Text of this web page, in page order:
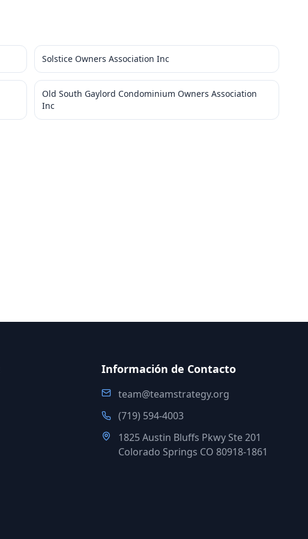
Solstice Owners Association Inc
Old South Gaylord Condominium Owners Association
Inc
Información de Contacto
team@teamstrategy.org
(719) 594-4003
1825 Austin Bluffs Pkwy Ste 201
Colorado Springs CO 80918-1861